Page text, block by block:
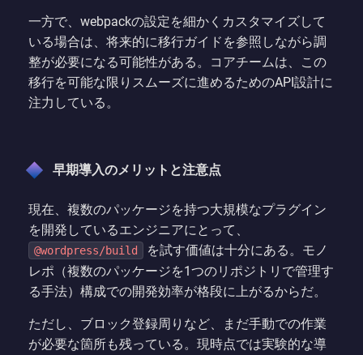
一方で、webpackの設定を細かくカスタマイズして
いる場合は、将来的に移行ガイドを参照しながら調
整が必要になる可能性がある。コアチームは、この
移行を可能な限りスムーズに進めるためのAPI設計に
注力している。
早期導入のメリットと注意点
現在、複数のパッケージを持つ大規模なプラグイン
を開発しているエンジニアにとって、
@wordpress/build
を試す価値は十分にある。モノ
レポ（複数のパッケージを1つのリポジトリで管理す
る手法）構成での開発効率が格段に上がるからだ。
ただし、ブロック登録周りなど、まだ手動での作業
が必要な箇所も残っている。現時点では実験的な導